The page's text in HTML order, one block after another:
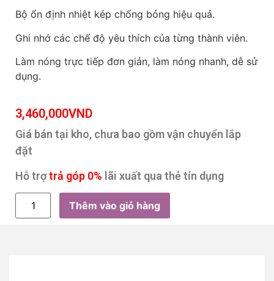
Bộ ổn định nhiệt kép chống bỏng hiệu quả.
Ghi nhớ các chế độ yêu thích của từng thành viên.
Làm nóng trực tiếp đơn giản, làm nóng nhanh, dễ sử
dụng.
3,460,000VND
Giá bán tại kho, chưa bao gồm vận chuyển lắp
đặt
Hỗ trợtrả góp 0% lãi xuất qua thẻ tín dụng
Thêm vào giỏ hàng